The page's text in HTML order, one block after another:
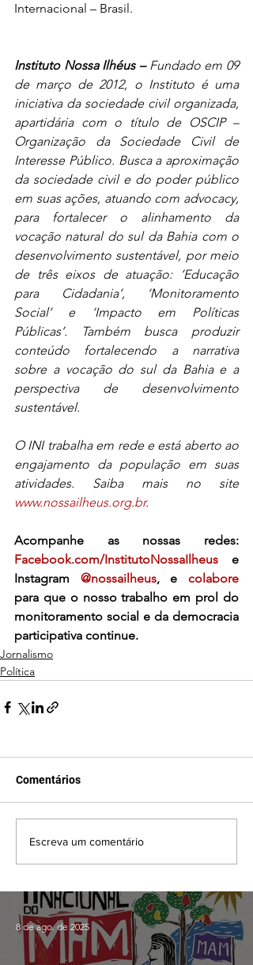
Internacional – Brasil.
Instituto Nossa Ilhéus – Fundado em 09
de março de 2012, o Instituto é uma
iniciativa da sociedade civil organizada,
apartidária com o título de OSCIP –
Organização da Sociedade Civil de
Interesse Público. Busca a aproximação
da sociedade civil e do poder público
em suas ações, atuando com advocacy,
para fortalecer o alinhamento da
vocação natural do sul da Bahia com o
desenvolvimento sustentável, por meio
de três eixos de atuação: ‘Educação
para Cidadania’, ‘Monitoramento
Social’ e ‘Impacto em Políticas
Públicas’. Também busca produzir
conteúdo fortalecendo a narrativa
sobre a vocação do sul da Bahia e a
perspectiva de desenvolvimento
sustentável.
O INI trabalha em rede e está aberto ao
engajamento da população em suas
atividades. Saiba mais no site
www.nossailheus.org.br.
Facebook.com/InstitutoNossaIlheus e
Instagram @nossailheus, e colabore
para que o nosso trabalho em prol do
monitoramento social e da democracia
participativa continue.
Jornalismo
Política
Comentários
Escreva um comentário
8 de ago. de 2025